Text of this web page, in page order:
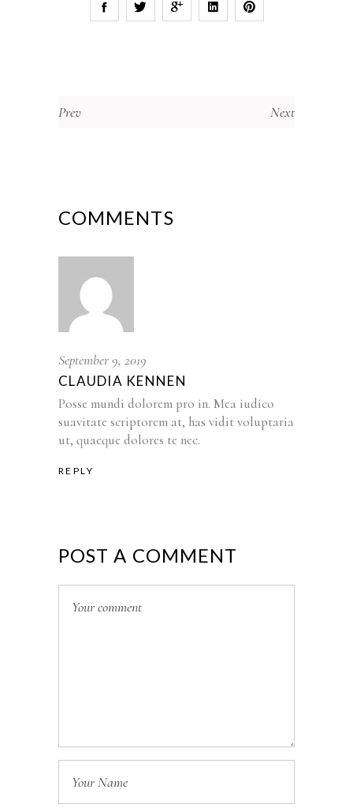
Prev Next
COMMENTS
September 9, 2019
CLAUDIA KENNEN
Posse mundi dolorem pro in. Mea iudico
suavitate scriptorem at, has vidit voluptaria
ut, quaeque dolores te nec.
REPLY
POST A COMMENT